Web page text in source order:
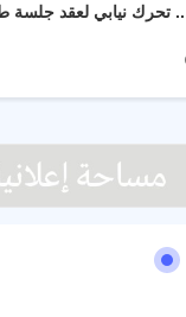
تحرك نيابي لعقد جلسة